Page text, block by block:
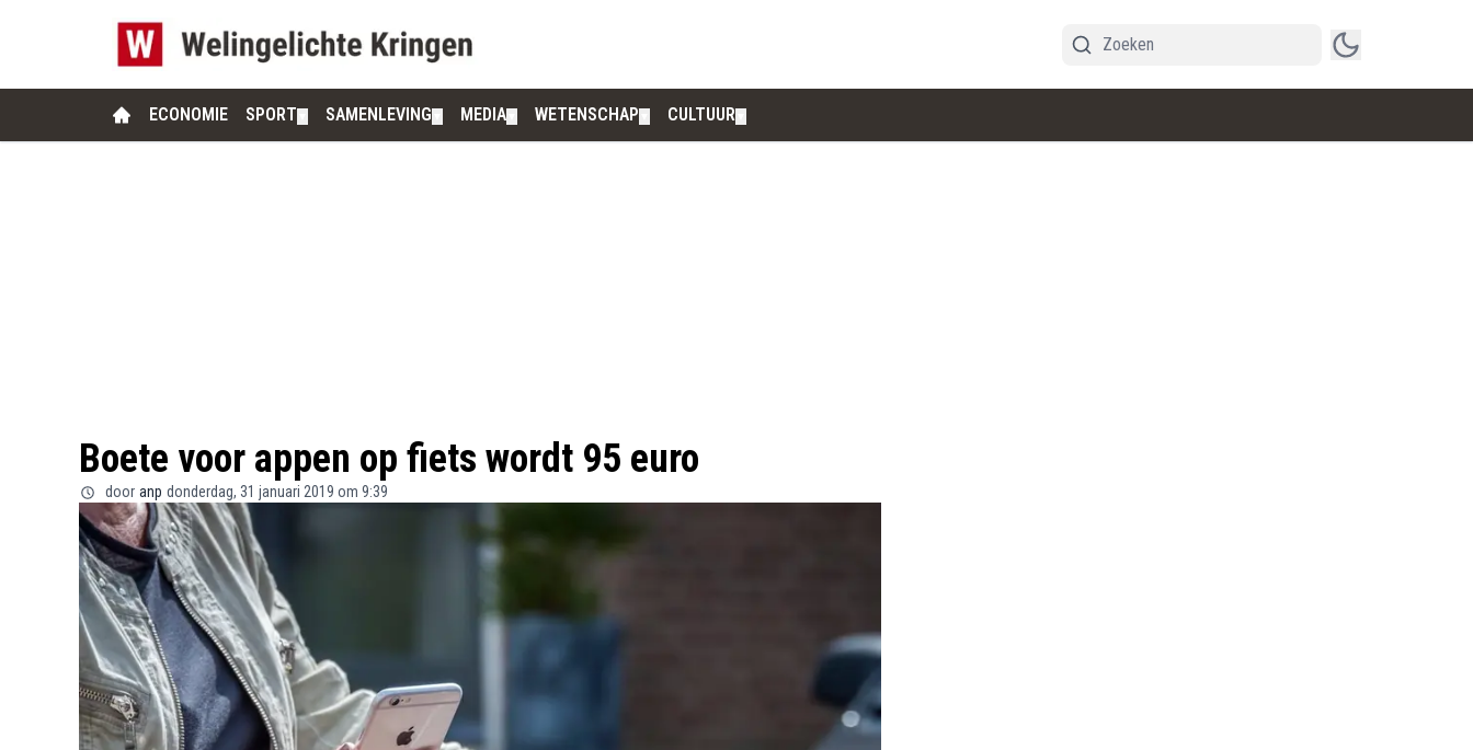
ECONOMIE SPORT SAMENLEVING MEDIA WETENSCHAP CULTUUR
Boete voor appen op fiets wordt 95 euro
door anp donderdag, 31 januari 2019 om 9:39